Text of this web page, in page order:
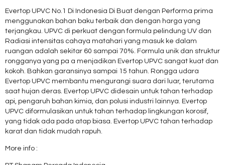
Evertop UPVC No.1 Di Indonesia Di Buat dengan Performa prima
menggunakan bahan baku terbaik dan dengan harga yang
terjangkau. UPVC di perkuat dengan formula pelindung UV dan
Radiasi intensitas cahaya matahari yang masuk ke dalam
ruangan adalah sekitar 60 sampai 70%. Formula unik dan struktur
rongganya yang pa a menjadikan Evertop UPVC sangat kuat dan
kokoh. Bahkan garansinya sampai 15 tahun. Rongga udara
Evertop UPVC membantu mengurangi suara dari luar, terutama
saat hujan deras. Evertop UPVC didesain untuk tahan terhadap
api, pengaruh bahan kimia, dan polusi industri lainnya. Evertop
UPVC diformulasikan untuk tahan terhadap lingkungan korosif,
yang tidak ada pada atap biasa. Evertop UPVC tahan terhadap
karat dan tidak mudah rapuh.
More info :